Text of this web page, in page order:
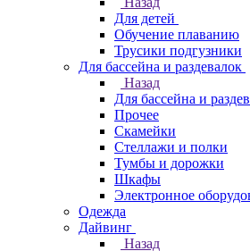
Для детей
Обучение плаванию
Трусики подгузники
Для бассейна и раздевалок
Назад
Для бассейна и
Прочее
Скамейки
Стеллажи и полки
Тумбы и дорожки
Шкафы
Электронное
Одежда
Дайвинг
Назад